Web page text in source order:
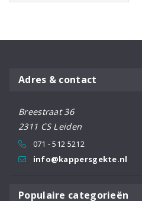
was: is:
Adres & contact
Breestraat 36
2311 CS Leiden
071 - 512 5212
info@kappersgekte.nl
Populaire categorieën